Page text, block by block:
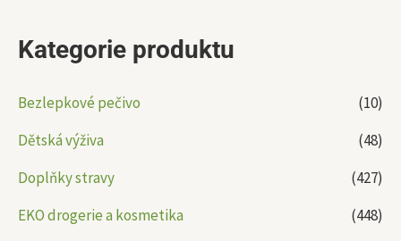
Kategorie produktu
Bezlepkové pečivo
(10)
Dětská výživa
(48)
Doplňky stravy
(427)
EKO drogerie a kosmetika
(448)